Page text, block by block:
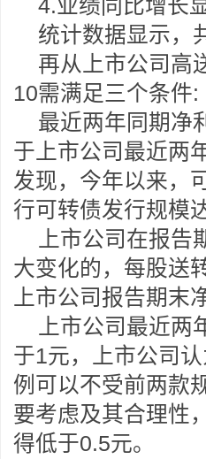
4.业绩同比增长
统计数据显示，
再从上市公司高
10需满足三个条件:
最近两年同期净
于上市公司最近两
发现，今年以来，
行可转债发行规模
上市公司在报
大变化的，每股送
上市公司报告期末
上市公司最近
于1元，上市公司
例可以不受前两款
要考虑及其合理性
得低于0.5元。